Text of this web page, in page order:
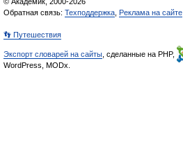
Обратная связь: Техподдержка Реклама на сайте
👣 Путешествия
Экспорт словарей на сайты , сделанные на PHP,
WordPress, MODx.